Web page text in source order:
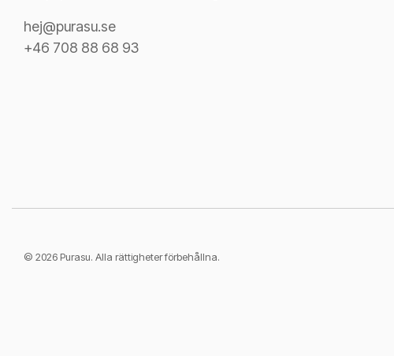
hej@purasu.se
+46 708 88 68 93
© 2026 Purasu. Alla rättigheter förbehållna.